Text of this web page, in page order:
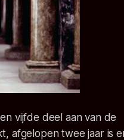
vijfde deel aan van de
afgelopen twee jaar is